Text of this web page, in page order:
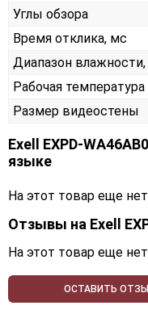
Углы обзора
Время отклика, мс
Диапазон влажности,
Рабочая температура
Размер видеостены
Exell EXPD-
языке
На этот товар еще
Отзывы на Exell
На этот товар еще
ОСТАВИТЬ